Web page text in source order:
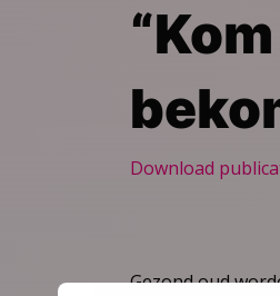
Download
Gezond oud